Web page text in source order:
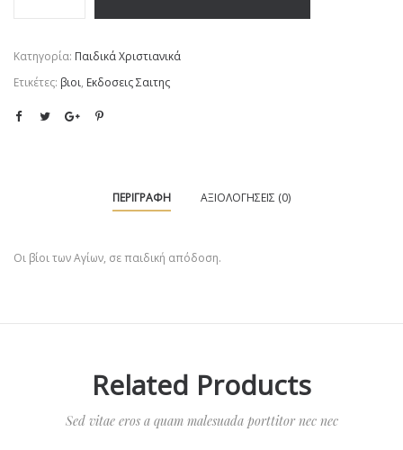
Κατηγορία: Παιδικά Χριστιανικά
Ετικέτες: βιοι, Εκδοσεις Σαιτης
ΠΕΡΙΓΡΑΦΉ ΑΞΙΟΛΟΓΉΣΕΙΣ (0)
Οι βίοι των Αγίων, σε παιδική απόδοση.
Related Products
Sed vitae eros a quam malesuada porttitor nec nec